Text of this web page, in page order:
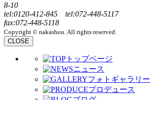
8-10
tel:0120-412-845 tel:072-448-5117
fax:072-448-5118
Copyright © nakashou. All rights reserved.
CLOSE
トップページ
ニュース
フォトギャラリー
プロデュース
ブログ